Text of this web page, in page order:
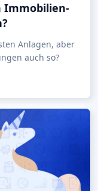
Immobilien-
Anlagen, aber
auch so?